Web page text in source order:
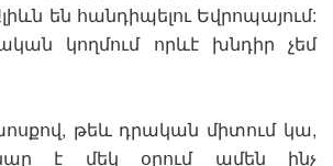
են հանդիպելու Եվրոպայում:
կողմում որևէ խնդիր չեմ
թեև դրական միտում կա,
է մեկ օրում ամեն ինչ